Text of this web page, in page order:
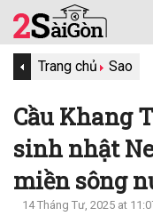
Trang chủ Sao
Cầu Khang
sinh nhật
miền sông
14 Tháng Tư, 2025 at